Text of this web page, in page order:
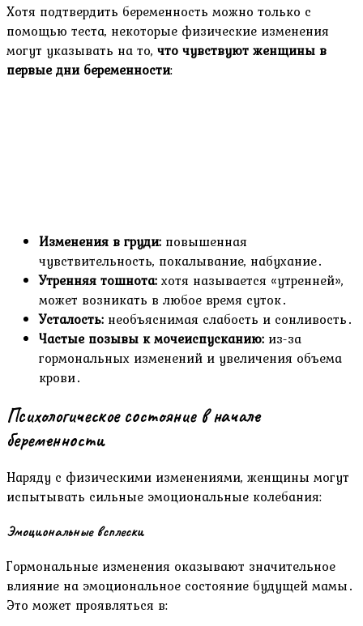
Хотя подтвердить беременность можно только с
помощью теста, некоторые физические изменения
могут указывать на то, что чувствуют женщины в
первые дни беременности:
Изменения в груди: повышенная
чувствительность, покалывание, набухание․
Утренняя тошнота: хотя называется «утренней»,
может возникать в любое время суток․
Усталость: необъяснимая слабость и сонливость․
Частые позывы к мочеиспусканию: из-за
гормональных изменений и увеличения объема
крови․
Психологическое состояние в начале
беременности
Наряду с физическими изменениями, женщины могут
испытывать сильные эмоциональные колебания:
Эмоциональные всплески
Гормональные изменения оказывают значительное
влияние на эмоциональное состояние будущей мамы․
Это может проявляться в: